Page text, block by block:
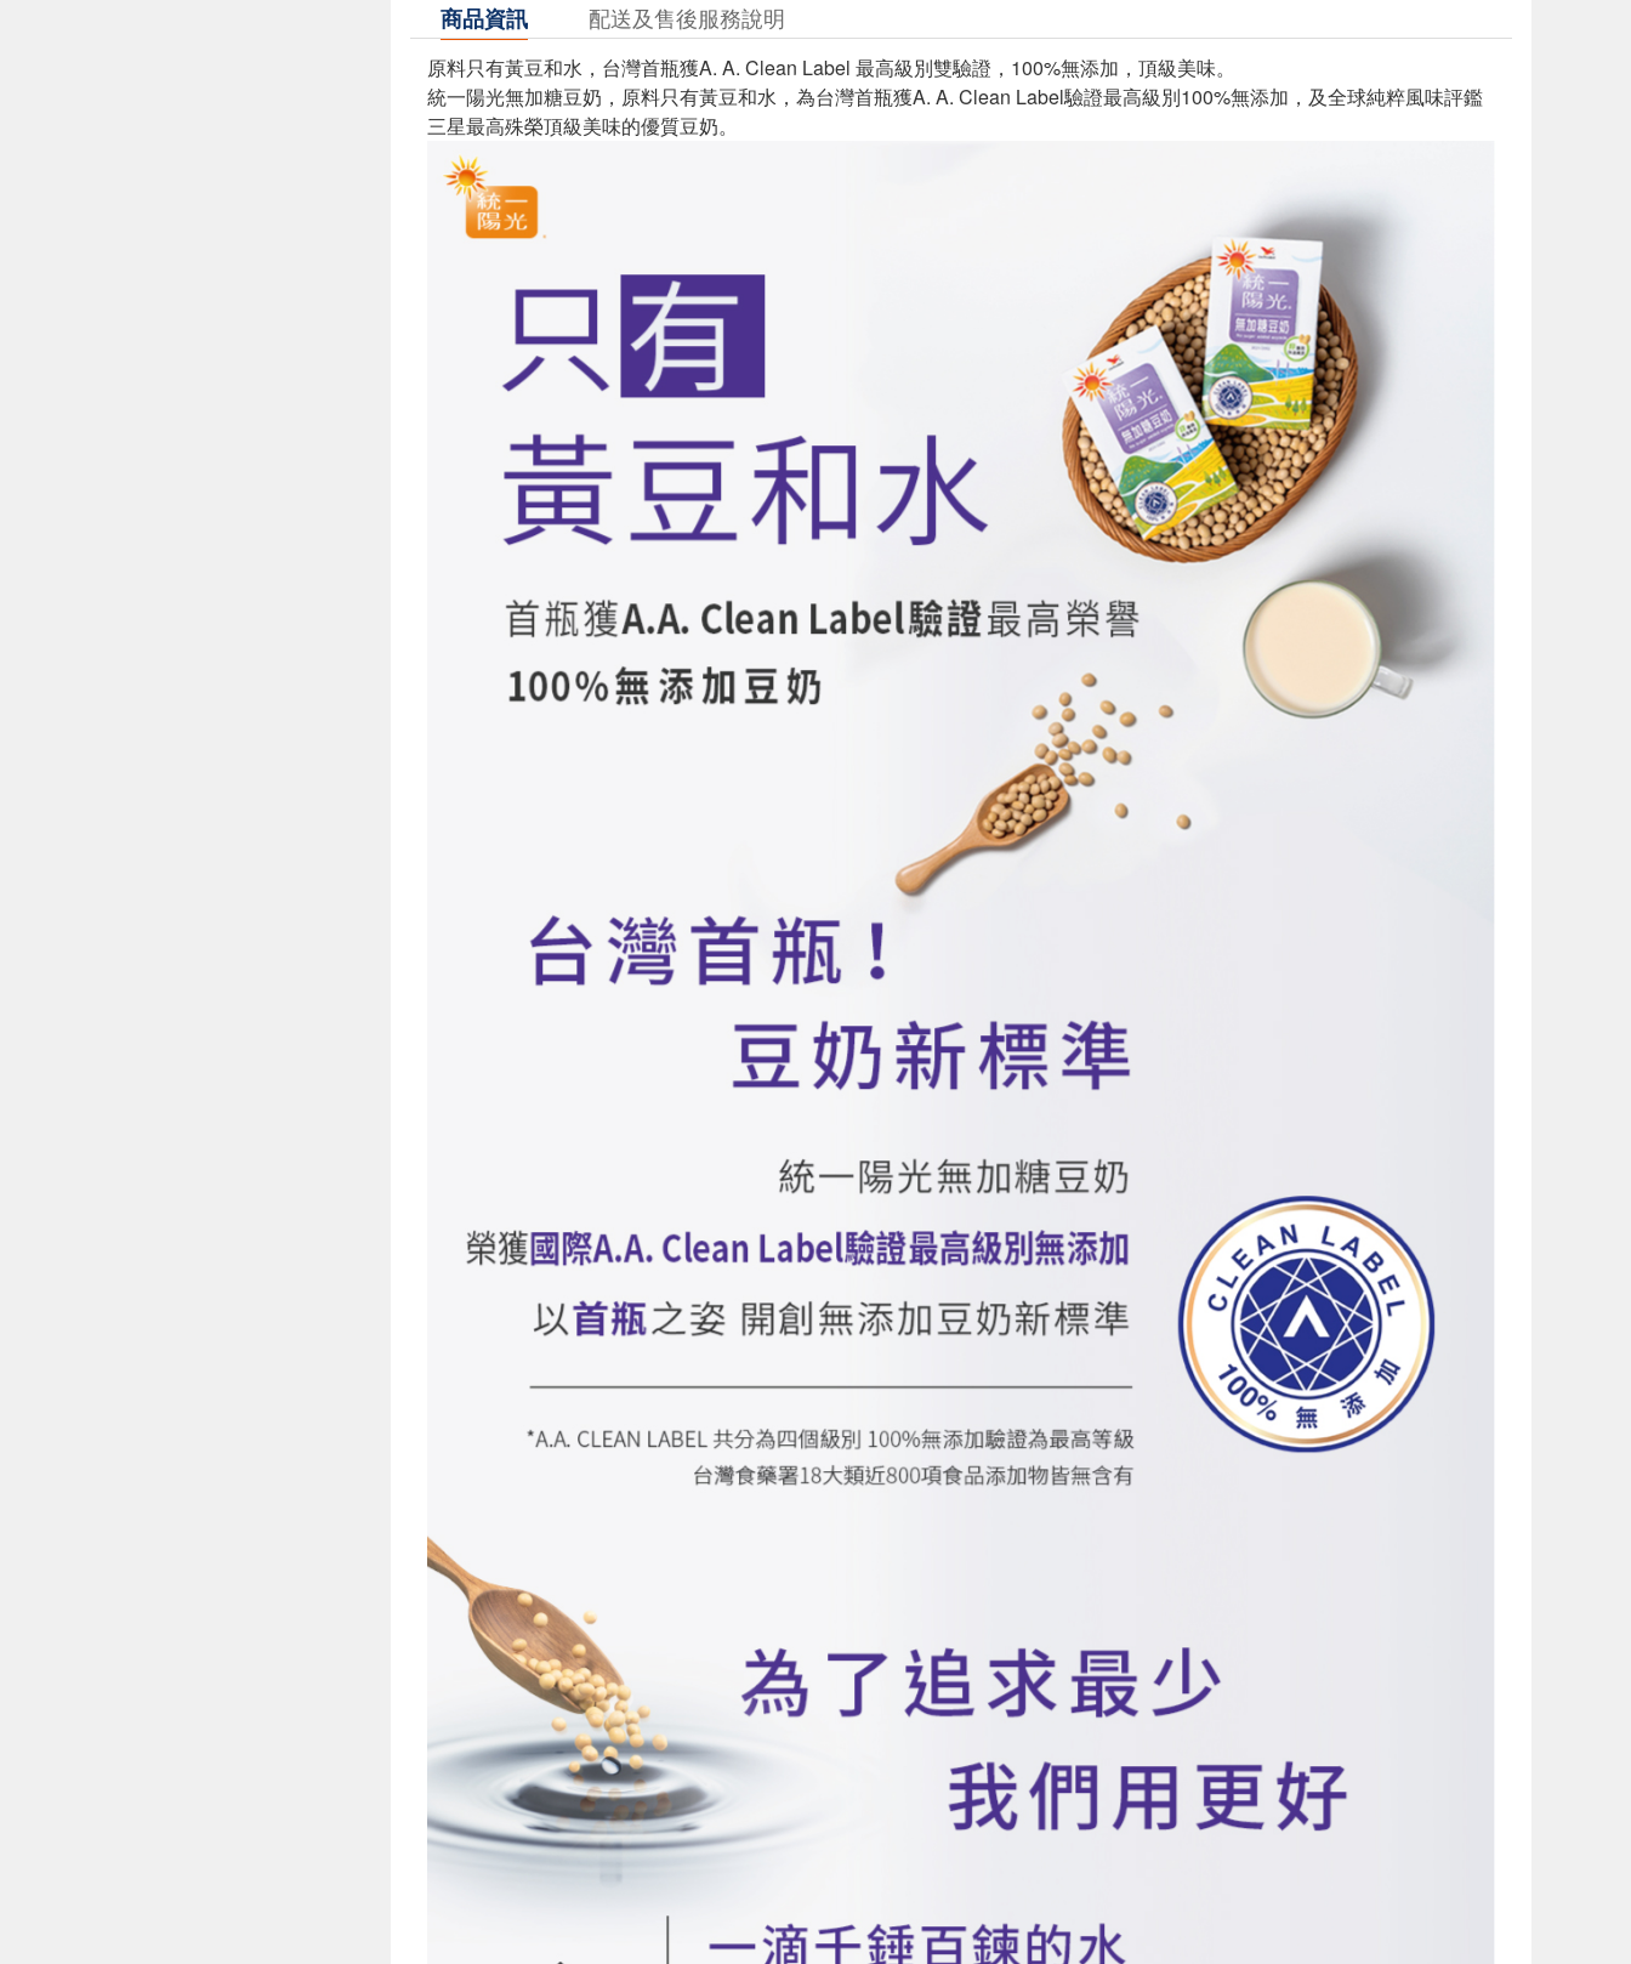
商品資訊 配送及售後服務說明
原料只有黃豆和水，台灣首瓶獲A. A. Clean Label 最高級別雙驗證，100%無添加，頂級美味。
統一陽光無加糖豆奶，原料只有黃豆和水，為台灣首瓶獲A. A. Clean Label驗證最高級別100%無添加，及全球純粹風味評鑑
三星最高殊榮頂級美味的優質豆奶。